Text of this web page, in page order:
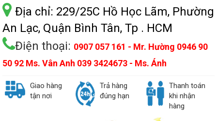
Địa chỉ: 229/25C Hồ Học Lãm, Phường
An Lạc, Quận Bình Tân, Tp . HCM
Điện thoại: 0907 057 161 - Mr. Hường 0946 90
50 92 Ms. Vân Anh 039 3424673 - Ms. Ánh
Giao hàng
tận nơi
Trả hàng
đúng hạn
Thanh toán
khi nhận
hàng